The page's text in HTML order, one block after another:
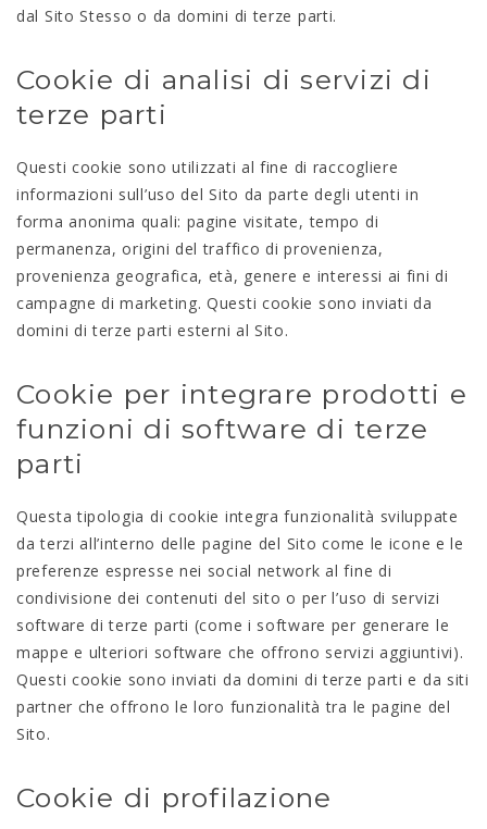
dal Sito Stesso o da domini di terze parti.
Cookie di analisi di servizi di
terze parti
Questi cookie sono utilizzati al fine di raccogliere
informazioni sull’uso del Sito da parte degli utenti in
forma anonima quali: pagine visitate, tempo di
permanenza, origini del traffico di provenienza,
provenienza geografica, età, genere e interessi ai fini di
campagne di marketing. Questi cookie sono inviati da
domini di terze parti esterni al Sito.
Cookie per integrare prodotti e
funzioni di software di terze
parti
Questa tipologia di cookie integra funzionalità sviluppate
da terzi all’interno delle pagine del Sito come le icone e le
preferenze espresse nei social network al fine di
condivisione dei contenuti del sito o per l’uso di servizi
software di terze parti (come i software per generare le
mappe e ulteriori software che offrono servizi aggiuntivi).
Questi cookie sono inviati da domini di terze parti e da siti
partner che offrono le loro funzionalità tra le pagine del
Sito.
Cookie di profilazione